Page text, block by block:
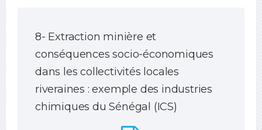
8- Extraction minière et
conséquences socio-économiques
dans les collectivités locales
riveraines : exemple des industries
chimiques du Sénégal (ICS)